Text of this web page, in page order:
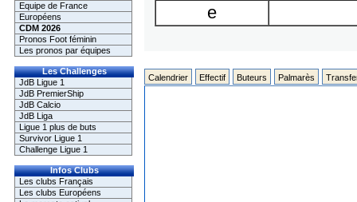
Equipe de France
Européens
CDM 2026
Pronos Foot féminin
Les pronos par équipes
Les Challenges
JdB Ligue 1
JdB PremierShip
JdB Calcio
JdB Liga
Ligue 1 plus de buts
Survivor Ligue 1
Challenge Ligue 1
Infos Clubs
Les clubs Français
Les clubs Européens
e
Calendrier Effectif Buteurs Palmarès